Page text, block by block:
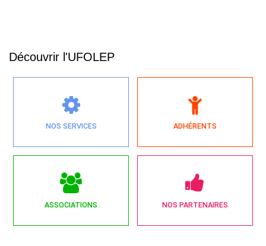
Découvrir l'UFOLEP
NOS SERVICES ADHÉRENTS
ASSOCIATIONS NOS PARTENAIRES